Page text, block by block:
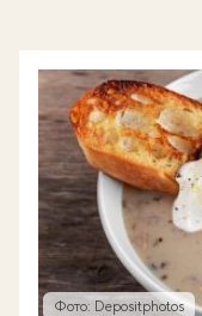
Фото: Depositphotos